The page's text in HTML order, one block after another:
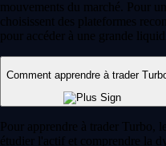
« Client depuis 2021, j'ai testé
sans aucun doute la meilleure.
unique au monde. »